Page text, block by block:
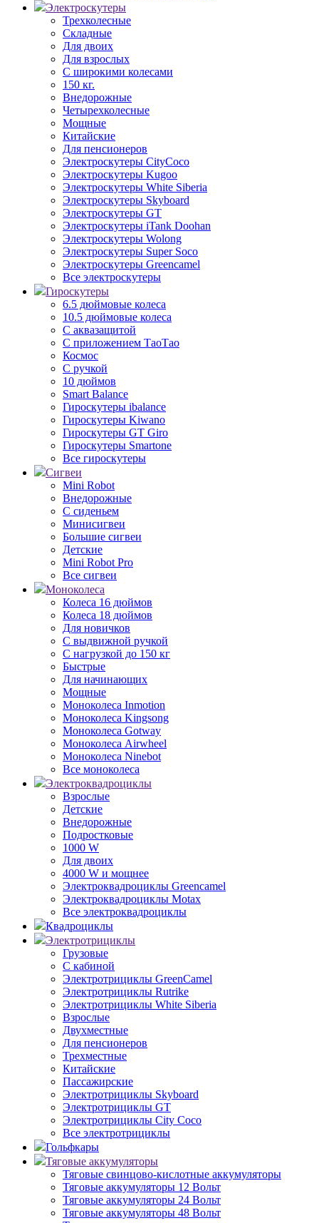
Электроскутеры
Трехколесные
Складные
Для двоих
Для взрослых
С широкими колесами
150 кг.
Внедорожные
Четырехколесные
Мощные
Китайские
Для пенсионеров
Электроскутеры CityCoco
Электроскутеры Kugoo
Электроскутеры White Siberia
Электроскутеры Skyboard
Электроскутеры GT
Электроскутеры iTank Doohan
Электроскутеры Wolong
Электроскутеры Super Soco
Электроскутеры Greencamel
Все электроскутеры
Гироскутеры
6.5 дюймовые колеса
10.5 дюймовые колеса
С аквазащитой
С приложением ТаоТао
Космос
С ручкой
10 дюймов
Smart Balance
Гироскутеры ibalance
Гироскутеры Kiwano
Гироскутеры GT Giro
Гироскутеры Smartone
Все гироскутеры
Сигвеи
Mini Robot
Внедорожные
С сиденьем
Минисигвеи
Большие сигвеи
Детские
Mini Robot Pro
Все сигвеи
Моноколеса
Колеса 16 дюймов
Колеса 18 дюймов
Для новичков
С выдвижной ручкой
С нагрузкой до 150 кг
Быстрые
Для начинающих
Мощные
Моноколеса Inmotion
Моноколеса Kingsong
Моноколеса Gotway
Моноколеса Airwheel
Моноколеса Ninebot
Все моноколеса
Электроквадроциклы
Взрослые
Детские
Внедорожные
Подростковые
1000 W
Для двоих
4000 W и мощнее
Электроквадроциклы Greencamel
Электроквадроциклы Motax
Все электроквадроциклы
Квадроциклы
Электротрициклы
Грузовые
С кабиной
Электротрициклы GreenCamel
Электротрициклы Rutrike
Электротрициклы White Siberia
Взрослые
Двухместные
Для пенсионеров
Трехместные
Китайские
Пассажирские
Электротрициклы Skyboard
Электротрициклы GT
Электротрициклы City Coco
Все электротрициклы
Гольфкары
Тяговые аккумуляторы
Тяговые свинцово-кислотные аккумуляторы
Тяговые аккумуляторы 12 Вольт
Тяговые аккумуляторы 24 Вольт
Тяговые аккумуляторы 48 Вольт